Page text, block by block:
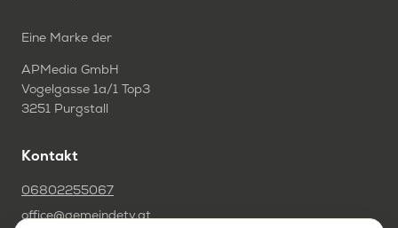
Eine Marke der
APMedia GmbH
Vogelgasse 1a/1 Top3
3251 Purgstall
Kontakt
06802255067
office@gemeindetv.at